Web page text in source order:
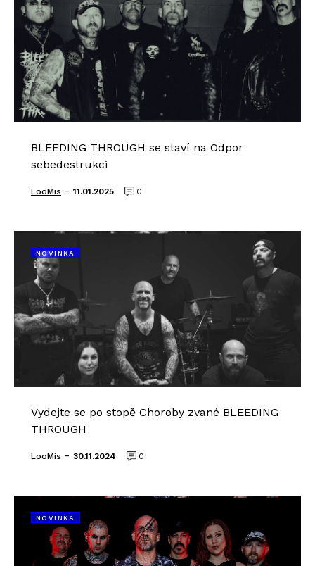
BLEEDING THROUGH se staví na Odpor
sebedestrukci
LooMis - 11.01.2025 0
NOVINKA
Vydejte se po stopě Choroby zvané BLEEDING
THROUGH
LooMis - 30.11.2024 0
NOVINKA